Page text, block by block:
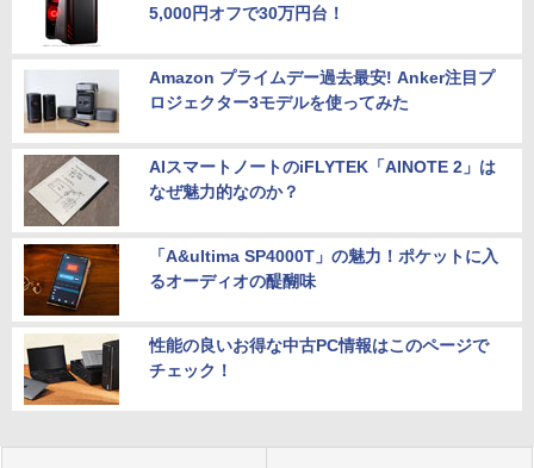
5,000円オフで30万円台！
Amazon プライムデー過去最安! Anker注目プ
ロジェクター3モデルを使ってみた
AIスマートノートのiFLYTEK「AINOTE 2」は
なぜ魅力的なのか？
「A&ultima SP4000T」の魅力！ポケットに入
るオーディオの醍醐味
性能の良いお得な中古PC情報はこのページで
チェック！